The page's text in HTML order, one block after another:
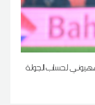
لحساب الجولة